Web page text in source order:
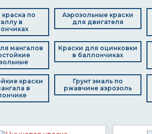
краска по
в
Аэрозольные краски
для двигателя
мангалов
Краски для оцинковки
в баллончиках
краски
в
Грунт эмаль по
ржавчине аэрозоль